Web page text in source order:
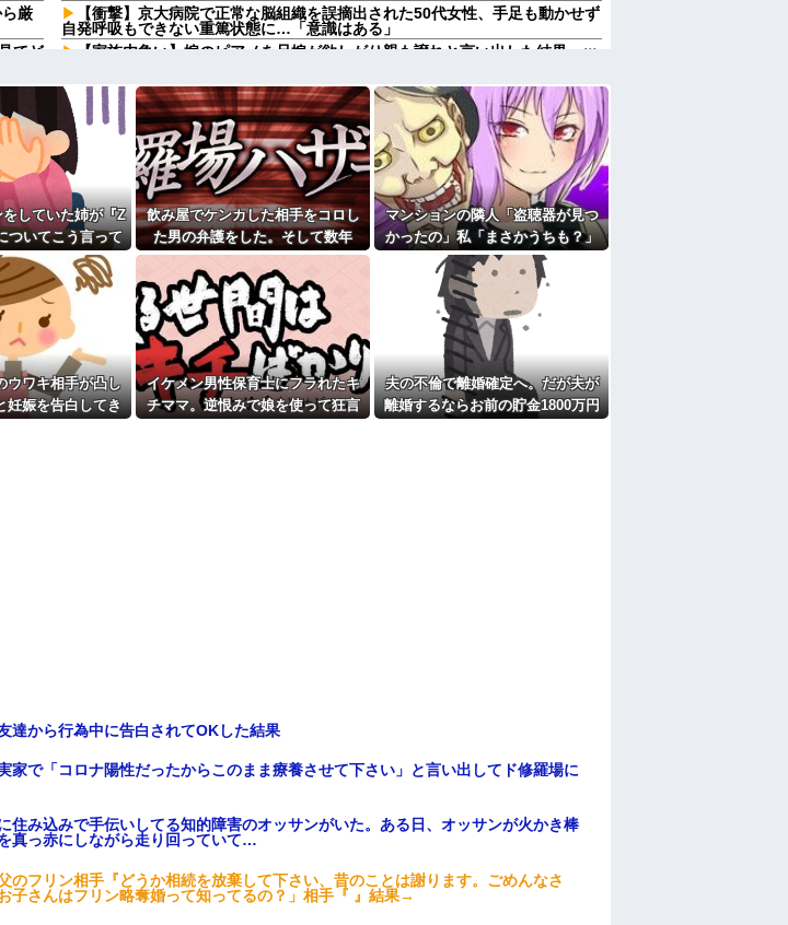
厳
てど
げ
心配
が奪
私
ぎる
た
果応
ｗ
あっ
」結
ｗ
く
【衝撃】京大病院で正常な脳組織を誤摘出された50代女性、手足も動かせず
自発呼吸もできない重篤状態に…「意識はある」
【家族内争い】嫁のピアノを兄嫁が欲しがり親も譲れと言い出した結果…ｗ
【ヤバ過ぎ】有名生き物YouTuber、不倫相手が未成年と知ってドン引きの
結末ｗｗｗｗ
PTA会長が事故で辞退→旦那「妻の代わりに僕がやります」→1年後…名物
ガンコジジイを草むしりに召喚、不登校児を学校に復帰させる無双状態にｗｗ
ラッシュ時の電車で、刺青にスキンヘッドの男が扉の前で座り込んで電話を
始めた
【衝撃】嫁の言葉に確信！5年間拒否の末、離婚を決意した理由が切なすぎ
るｗｗｗｗ
「私さんはプロだから」障害のある甥を私に預けようとする義兄嫁、甥を溺
愛し勝手に預かってしまう夫。義兄に叱ってもらっても「兄貴より俺になつい
てるのが面白くないのかな」だって
ウトのセクハラを夫に泣いて訴えても「いいじゃないかそのくらい。我慢し
てたらご褒美あげるから」と迫られた。夫が気持ち悪くて悲鳴をあげたら「う
るさい」とグーで殴られた
主な税金の成り立ちを調べてみたよ
していた姉が『Z
ついてこう言って
いた
飲み屋でケンカした相手をコロし
た男の弁護をした。そして数年
後、因果応報を思わせる出来事
が…
マンションの隣人「盗聴器が見つ
かったの」私「まさかうちも？」
→業者に調査を依頼したら、犯人
の正体まで見えてきて…
ウワキ相手が凸し
妊娠を告白してき
イケメン男性保育士にフラれたキ
チママ。逆恨みで娘を使って狂言
夫の不倫で離婚確定へ。だが夫が
離婚するならお前の貯金1800万円
達から行為中に告白されてOKした結果
家で「コロナ陽性だったからこのまま療養させて下さい」と言い出してド修羅場に
住み込みで手伝いしてる知的障害のオッサンがいた。ある日、オッサンが火かき棒
真っ赤にしながら走り回っていて…
のフリン相手『どうか相続を放棄して下さい、昔のことは謝ります。ごめんなさ
子さんはフリン略奪婚って知ってるの？」相手『 』結果→